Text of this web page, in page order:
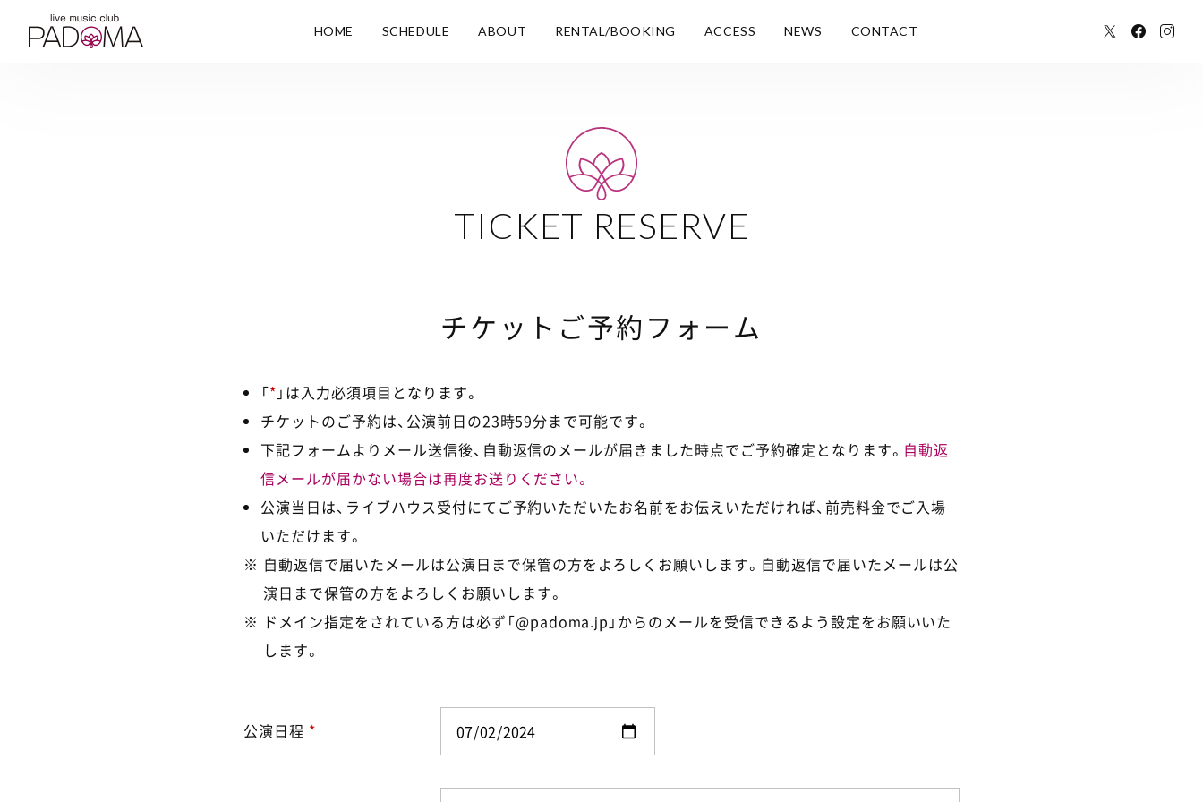
HOME SCHEDULE ABOUT RENTAL/BOOKING ACCESS NEWS CONTACT
TICKET RESERVE
チケットご予約フォーム
「* 」は入力必須項目となります。
チケットのご予約は、公演前日の23時59分まで可能です。
下記フォームよりメール送信後、自動返信のメールが届きました時点でご予約確定となります。 自動返
信メールが届かない場合は再度お送りください。
公演当日は、ライブハウス受付にてご予約いただいたお名前をお伝えいただければ、前売料金でご入場
いただけます。
自動返信で届いたメールは公演日まで保管の方をよろしくお願いします。自動返信で届いたメールは公
演日まで保管の方をよろしくお願いします。
ドメイン指定をされている方は必ず「@padoma.jp」からのメールを受信できるよう設定をお願いいた
します。
公演日程 *